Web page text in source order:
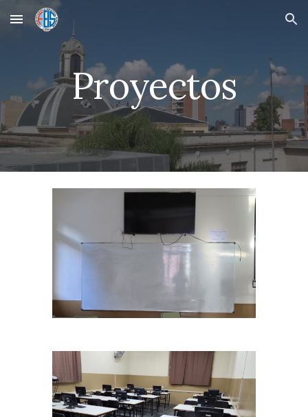
Skip to main content Skip to navigation
Proyectos